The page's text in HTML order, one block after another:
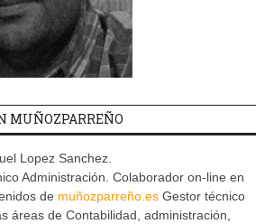
MUÑOZPARREÑO
Lopez Sanchez.
Administración. Colaborador on-line en
de muñozparreño.es Gestor técnico
áreas de Contabilidad, administración,